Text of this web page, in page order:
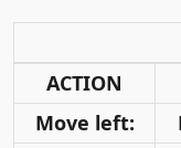
ACTION
Move left: